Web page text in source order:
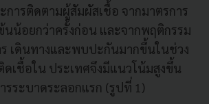
การติดตามผู้สัมผัสเชื้อ จากมาตรการ
นน้อยกว่าครั้งก่อน และจากพฤติกรรม
เดินทางและพบปะกันมากขึ้นในช่วง
ดเชื้อใน ประเทศจึงมีแนวโน้มสูงขึ้น
ารระบาดระลอกแรก (รูปที่ 1)